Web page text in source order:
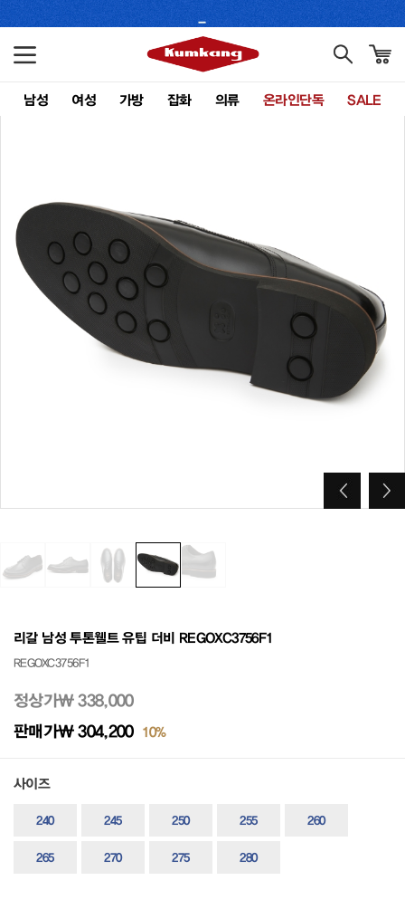
남성 여성 가방 잡화 의류 온라인단독 SALE
리갈 남성 투톤웰트 유팁 더비 REGOXC3756F1
REGOXC3756F1
정상가₩ 338,000
판매가₩ 304,200 10%
사이즈
240 245 250 255 260
265 270 275 280